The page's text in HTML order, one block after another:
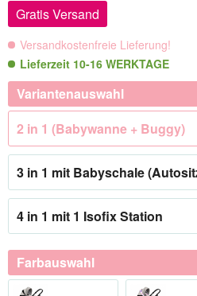
Gratis Versand
Versandkostenfreie Lieferung!
Lieferzeit 10-16 WERKTAGE
Variantenauswahl
2 in 1 (Babywanne + Buggy)
3 in 1 mit Babyschale
4 in 1 mit 1 Isofix Station
Farbauswahl